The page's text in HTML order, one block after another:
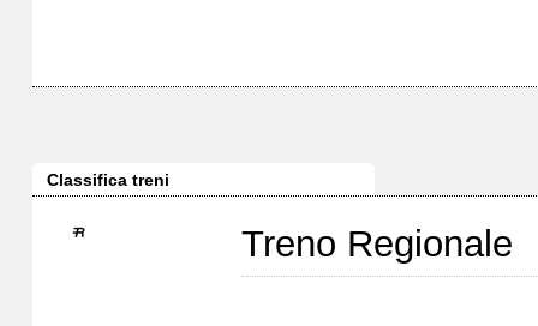
Classifica treni
Treno Regionale